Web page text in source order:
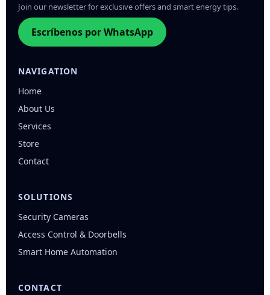
Join our newsletter for exclusive offers and smart energy tips.
Escríbenos por WhatsApp
NAVIGATION
Home
About Us
Services
Store
Contact
SOLUTIONS
Security Cameras
Access Control & Doorbells
Smart Home Automation
CONTACT